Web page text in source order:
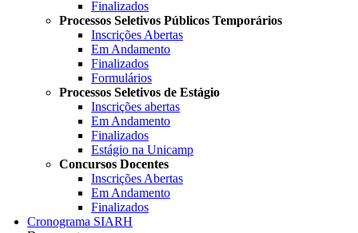
Finalizados
Processos Seletivos Públicos Temporários
Inscrições Abertas
Em Andamento
Finalizados
Formulários
Processos Seletivos de Estágio
Inscrições abertas
Em Andamento
Finalizados
Estágio na Unicamp
Concursos Docentes
Inscrições Abertas
Em Andamento
Finalizados
Cronograma SIARH